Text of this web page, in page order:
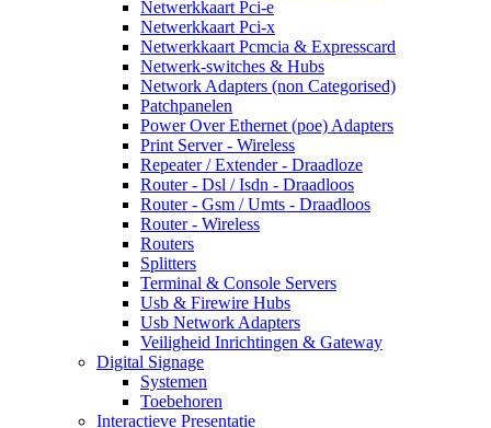
Netwerkkaart Pci-e
Netwerkkaart Pci-x
Netwerkkaart Pcmcia & Expresscard
Netwerk-switches & Hubs
Network Adapters (non Categorised)
Patchpanelen
Power Over Ethernet (poe) Adapters
Print Server - Wireless
Repeater / Extender - Draadloze
Router - Dsl / Isdn - Draadloos
Router - Gsm / Umts - Draadloos
Router - Wireless
Routers
Splitters
Terminal & Console Servers
Usb & Firewire Hubs
Usb Network Adapters
Veiligheid Inrichtingen & Gateway
Digital Signage
Systemen
Toebehoren
Interactieve Presentatie